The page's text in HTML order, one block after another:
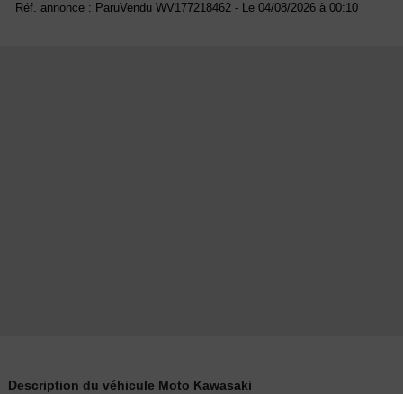
Réf. annonce : ParuVendu WV177218462 - Le 04/08/2026 à 00:10
Description du véhicule Moto Kawasaki